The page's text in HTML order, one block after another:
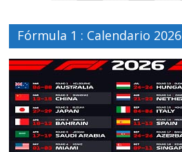
Fórmula 1 : Calendario 2026